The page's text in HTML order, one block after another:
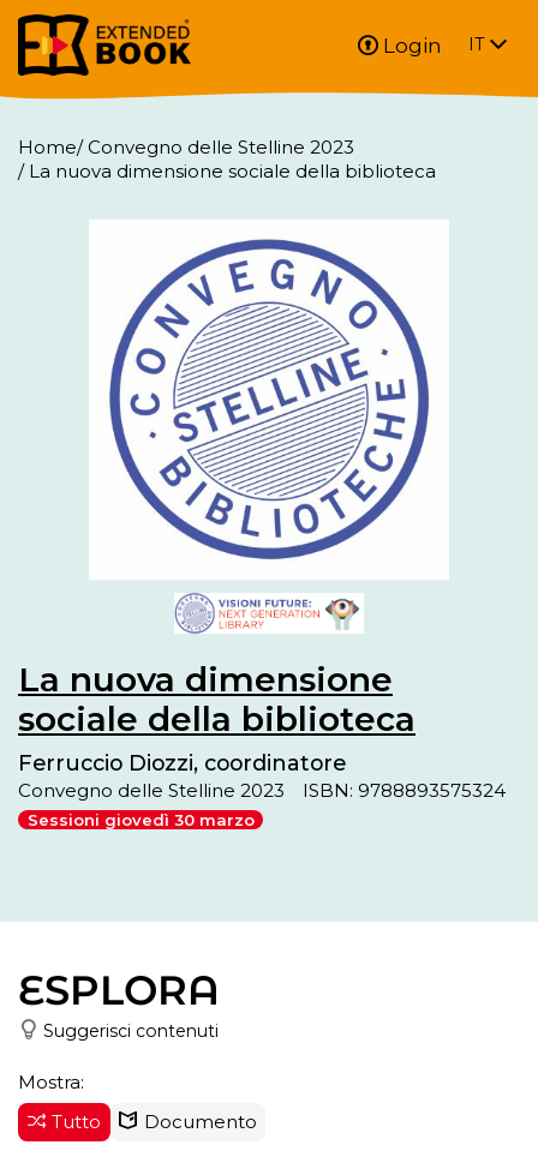
Login IT
Home/ Convegno delle Stelline 2023
/ La nuova dimensione sociale della biblioteca
La nuova dimensione
sociale della biblioteca
Ferruccio Diozzi, coordinatore
Convegno delle Stelline 2023 ISBN: 9788893575324
Sessioni giovedì 30 marzo
ESPLORA
Suggerisci contenuti
Mostra:
Tutto
Documento